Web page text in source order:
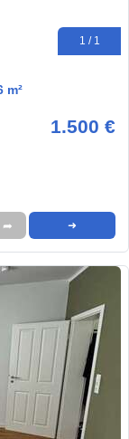
1 / 1
m²
1.500 €
➦ ➜